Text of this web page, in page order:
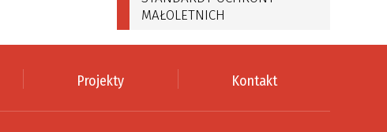
MAŁOLETNICH
Projekty Kontakt